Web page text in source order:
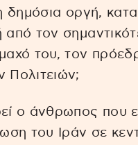
δημόσια οργή,
τον
του, τον
Πολιτειών;
ο άνθρωπος που
του Ιράν σε